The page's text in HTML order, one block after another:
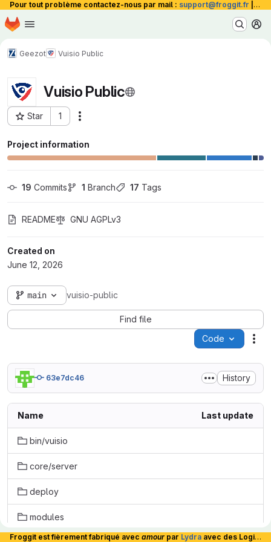
Pour tout problème contactez-nous par mail : support@froggit.fr La
Skip to main content
Homepage
Geezot Vuisio Public
Vuisio Public
Star 1
Project ID: 2942
Project information
19 Commits 1 Branch 17 Tags
README GNU AGPLv3
Created on
June 12, 2026
main vuisio-public
Find file
Code
63e7dc46 History
Name Last update
bin/vuisio
core/server
deploy
modules
Froggit est fièrement fabriqué avec amour par Lydra avec des Logiciels Libres et hébergé en